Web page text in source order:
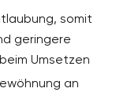
somit
geringere
Umsetzen
an